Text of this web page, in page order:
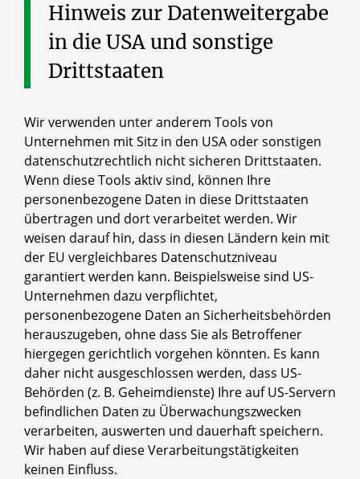
Hinweis zur Datenweitergabe
in die USA und sonstige
Drittstaaten
Wir verwenden unter anderem Tools von
Unternehmen mit Sitz in den USA oder sonstigen
datenschutzrechtlich nicht sicheren Drittstaaten.
Wenn diese Tools aktiv sind, können Ihre
personenbezogene Daten in diese Drittstaaten
übertragen und dort verarbeitet werden. Wir
weisen darauf hin, dass in diesen Ländern kein mit
der EU vergleichbares Datenschutzniveau
garantiert werden kann. Beispielsweise sind US-
Unternehmen dazu verpflichtet,
personenbezogene Daten an Sicherheitsbehörden
herauszugeben, ohne dass Sie als Betroffener
hiergegen gerichtlich vorgehen könnten. Es kann
daher nicht ausgeschlossen werden, dass US-
Behörden (z. B. Geheimdienste) Ihre auf US-Servern
befindlichen Daten zu Überwachungszwecken
verarbeiten, auswerten und dauerhaft speichern.
Wir haben auf diese Verarbeitungstätigkeiten
keinen Einfluss.